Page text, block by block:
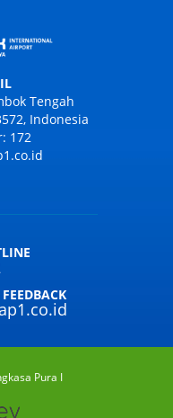
Tengah
Indonesia
172
FEEDBACK
Pura I